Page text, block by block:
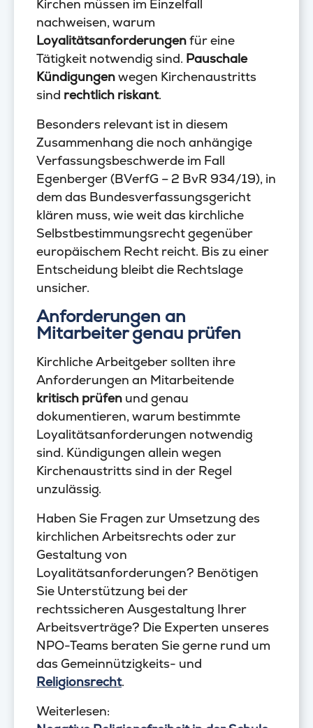
Kirchen müssen im Einzelfall
nachweisen, warum
Loyalitätsanforderungenfür eine
Tätigkeit notwendig sind. Pauschale
Kündigungenwegen Kirchenaustritts
sind rechtlich riskant.
Besonders relevant ist in diesem
Zusammenhang die noch anhängige
Verfassungsbeschwerde im Fall
Egenberger (BVerfG – 2 BvR 934/19), in
dem das Bundesverfassungsgericht
klären muss, wie weit das kirchliche
Selbstbestimmungsrecht gegenüber
europäischem Recht reicht. Bis zu einer
Entscheidung bleibt die Rechtslage
unsicher.
Anforderungen an
Mitarbeiter genau prüfen
Kirchliche Arbeitgeber sollten ihre
Anforderungen an Mitarbeitende
kritisch prüfen und genau
dokumentieren, warum bestimmte
Loyalitätsanforderungen notwendig
sind. Kündigungen allein wegen
Kirchenaustritts sind in der Regel
unzulässig.
Haben Sie Fragen zur Umsetzung des
kirchlichen Arbeitsrechts oder zur
Gestaltung von
Loyalitätsanforderungen? Benötigen
Sie Unterstützung bei der
rechtssicheren Ausgestaltung Ihrer
Arbeitsverträge? Die Experten unseres
NPO-Teams beraten Sie gerne rund um
das Gemeinnützigkeits- und
Religionsrecht.
Weiterlesen: